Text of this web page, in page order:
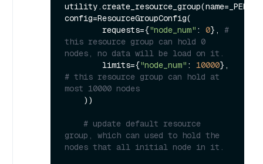
config=ResourceGroupConfig(
        requests={
"node_num" : 0}, #
this resource group can hold 0
nodes, no data will be load on it.
        limits={
"node_num" : 10000
# this resource group can hold at
most 10000 nodes
# update default resource
group, which can used to hold the
nodes that all initial node in it.